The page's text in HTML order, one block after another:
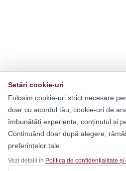
Setări cookie-uri
Folosim cookie-uri strict necesare
doar cu acordul tău, cookie-uri de
îmbunătăți experiența, conținutul și
Continuând doar după alegere,
preferințelor tale.
Vezi detalii în Politica de confidențialitate și